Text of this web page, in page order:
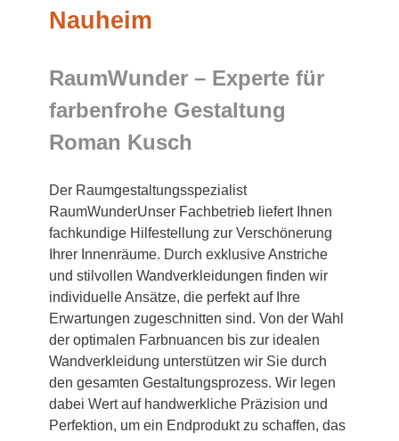
Nauheim
RaumWunder – Experte für
farbenfrohe Gestaltung
Roman Kusch
Der Raumgestaltungsspezialist
RaumWunderUnser Fachbetrieb liefert Ihnen
fachkundige Hilfestellung zur Verschönerung
Ihrer Innenräume. Durch exklusive Anstriche
und stilvollen Wandverkleidungen finden wir
individuelle Ansätze, die perfekt auf Ihre
Erwartungen zugeschnitten sind. Von der Wahl
der optimalen Farbnuancen bis zur idealen
Wandverkleidung unterstützen wir Sie durch
den gesamten Gestaltungsprozess. Wir legen
dabei Wert auf handwerkliche Präzision und
Perfektion, um ein Endprodukt zu schaffen, das